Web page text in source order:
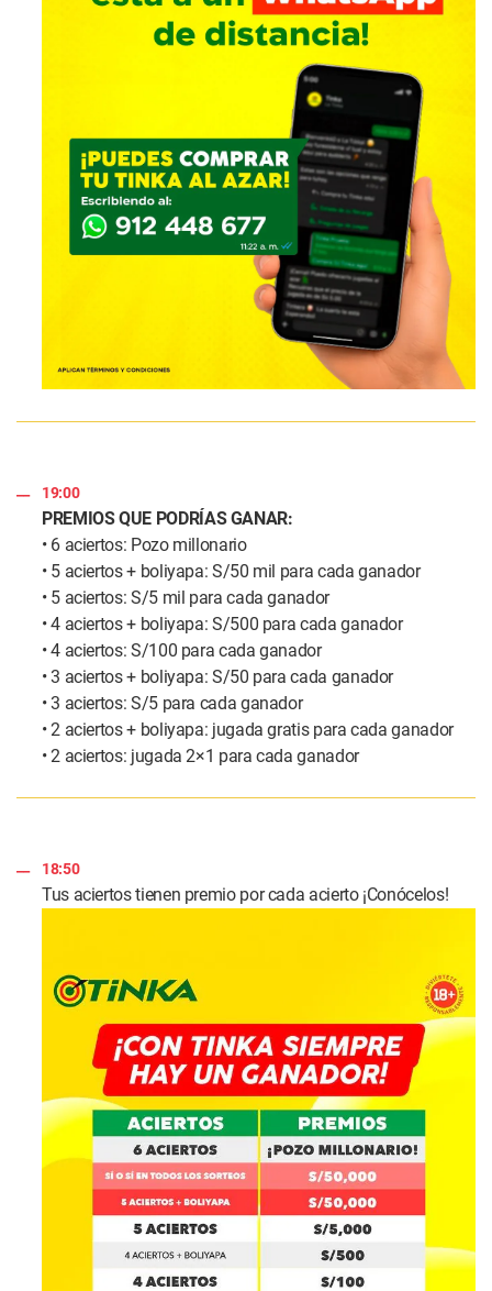
19:00
PREMIOS QUE PODRÍAS GANAR:
• 6 aciertos: Pozo millonario
• 5 aciertos + boliyapa: S/50 mil para cada ganador
• 5 aciertos: S/5 mil para cada ganador
• 4 aciertos + boliyapa: S/500 para cada ganador
• 4 aciertos: S/100 para cada ganador
• 3 aciertos + boliyapa: S/50 para cada ganador
• 3 aciertos: S/5 para cada ganador
• 2 aciertos + boliyapa: jugada gratis para cada ganador
• 2 aciertos: jugada 2×1 para cada ganador
18:50
Tus aciertos tienen premio por cada acierto ¡Conócelos!